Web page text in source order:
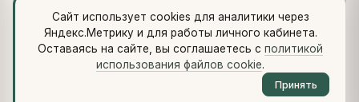
Что нового Стандарты Сквозной кейс
Методология (Use Case Pattern)
Telegram
Политика cookie
Сайт использует cookies для аналитики через
Яндекс.Метрику и для работы личного кабинета.
Оставаясь на сайте, вы соглашаетесь с политикой
использования файлов cookie.
Принять